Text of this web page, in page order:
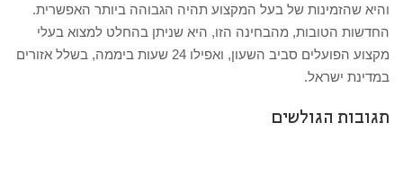
והיא שהזמינות של בעל המקצוע תהיה הגבוהה ביותר האפשרית.
החדשות הטובות, מהבחינה הזו, היא שניתן בהחלט למצוא בעלי
מקצוע הפועלים סביב השעון, ואפילו 24 שעות ביממה, בשלל אזורים
במדינת ישראל.
תגובות הגולשים